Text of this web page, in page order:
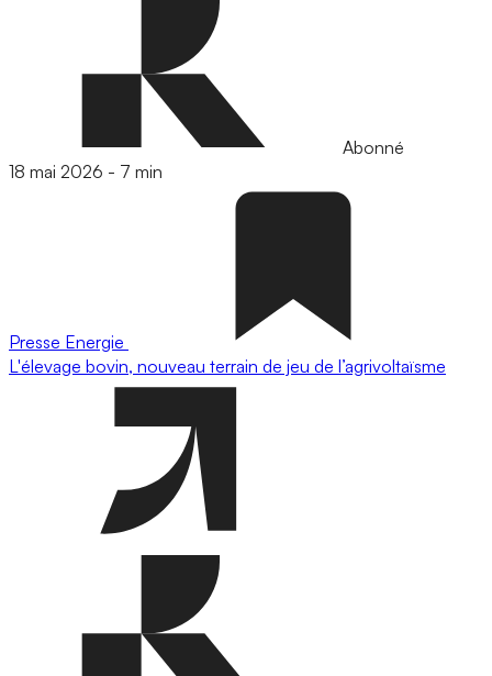
Abonné
18 mai 2026 - 7 min
Presse Energie
L'élevage bovin, nouveau terrain de jeu de l’agrivoltaïsme